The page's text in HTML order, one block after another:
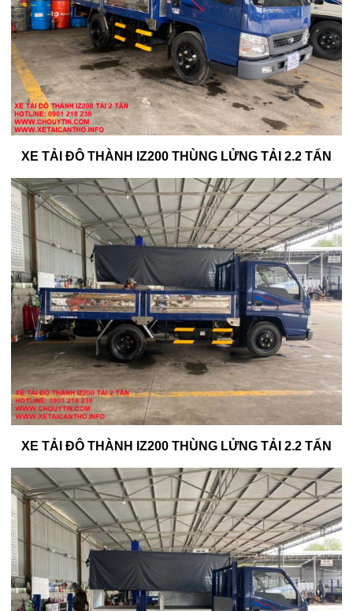
XE TẢI ĐÔ THÀNH IZ200 THÙNG LỬNG TẢI 2.2 TẤN
XE TẢI ĐÔ THÀNH IZ200 THÙNG LỬNG TẢI 2.2 TẤN